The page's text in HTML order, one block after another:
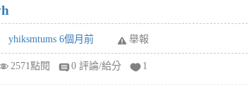
yhiksmtums 6個月前 舉報
2571點閱 0 評論/給分 1